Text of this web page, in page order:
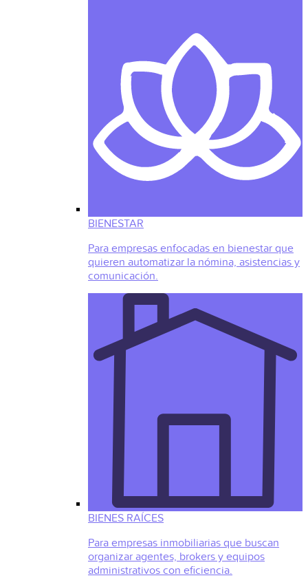
BIENESTAR
Para empresas enfocadas en bienestar que
quieren automatizar la nómina, asistencias y
comunicación.
BIENES RAÍCES
Para empresas inmobiliarias que buscan
organizar agentes, brokers y equipos
administrativos con eficiencia.